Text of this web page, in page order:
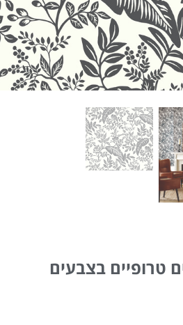
טרופיים בצבעים